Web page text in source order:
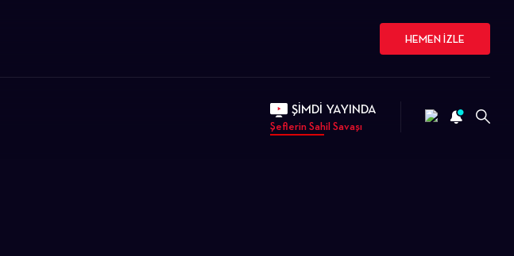
HEMEN İZLE
ŞİMDİ YAYINDA
Şeflerin Sahil Savaşı